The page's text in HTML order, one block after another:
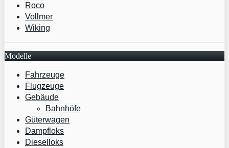
Roco
Vollmer
Wiking
Modelle
Fahrzeuge
Flugzeuge
Gebäude
Bahnhöfe
Güterwagen
Dampfloks
Dieselloks